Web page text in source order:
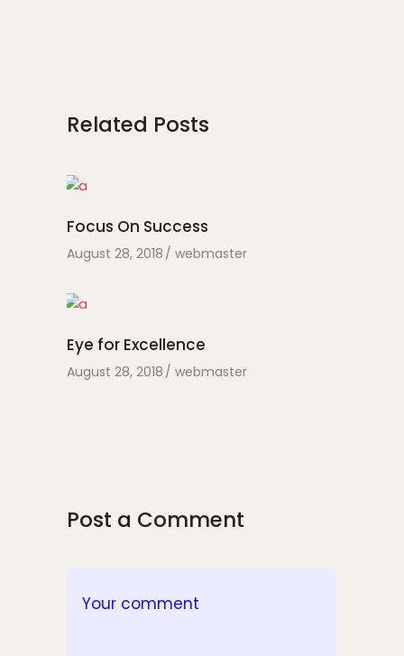
Related Posts
Focus On Success
August 28, 2018 webmaster
Eye for Excellence
August 28, 2018 webmaster
Post a Comment